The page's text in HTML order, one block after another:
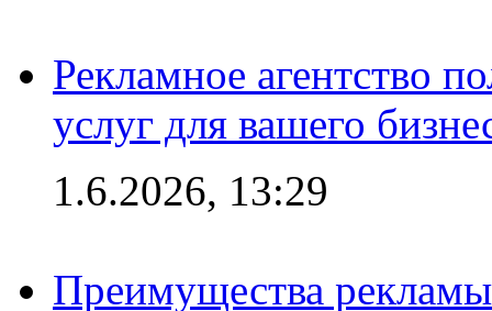
Рекламное агентство
услуг для вашего
1.6.2026, 13:29
Преимущества